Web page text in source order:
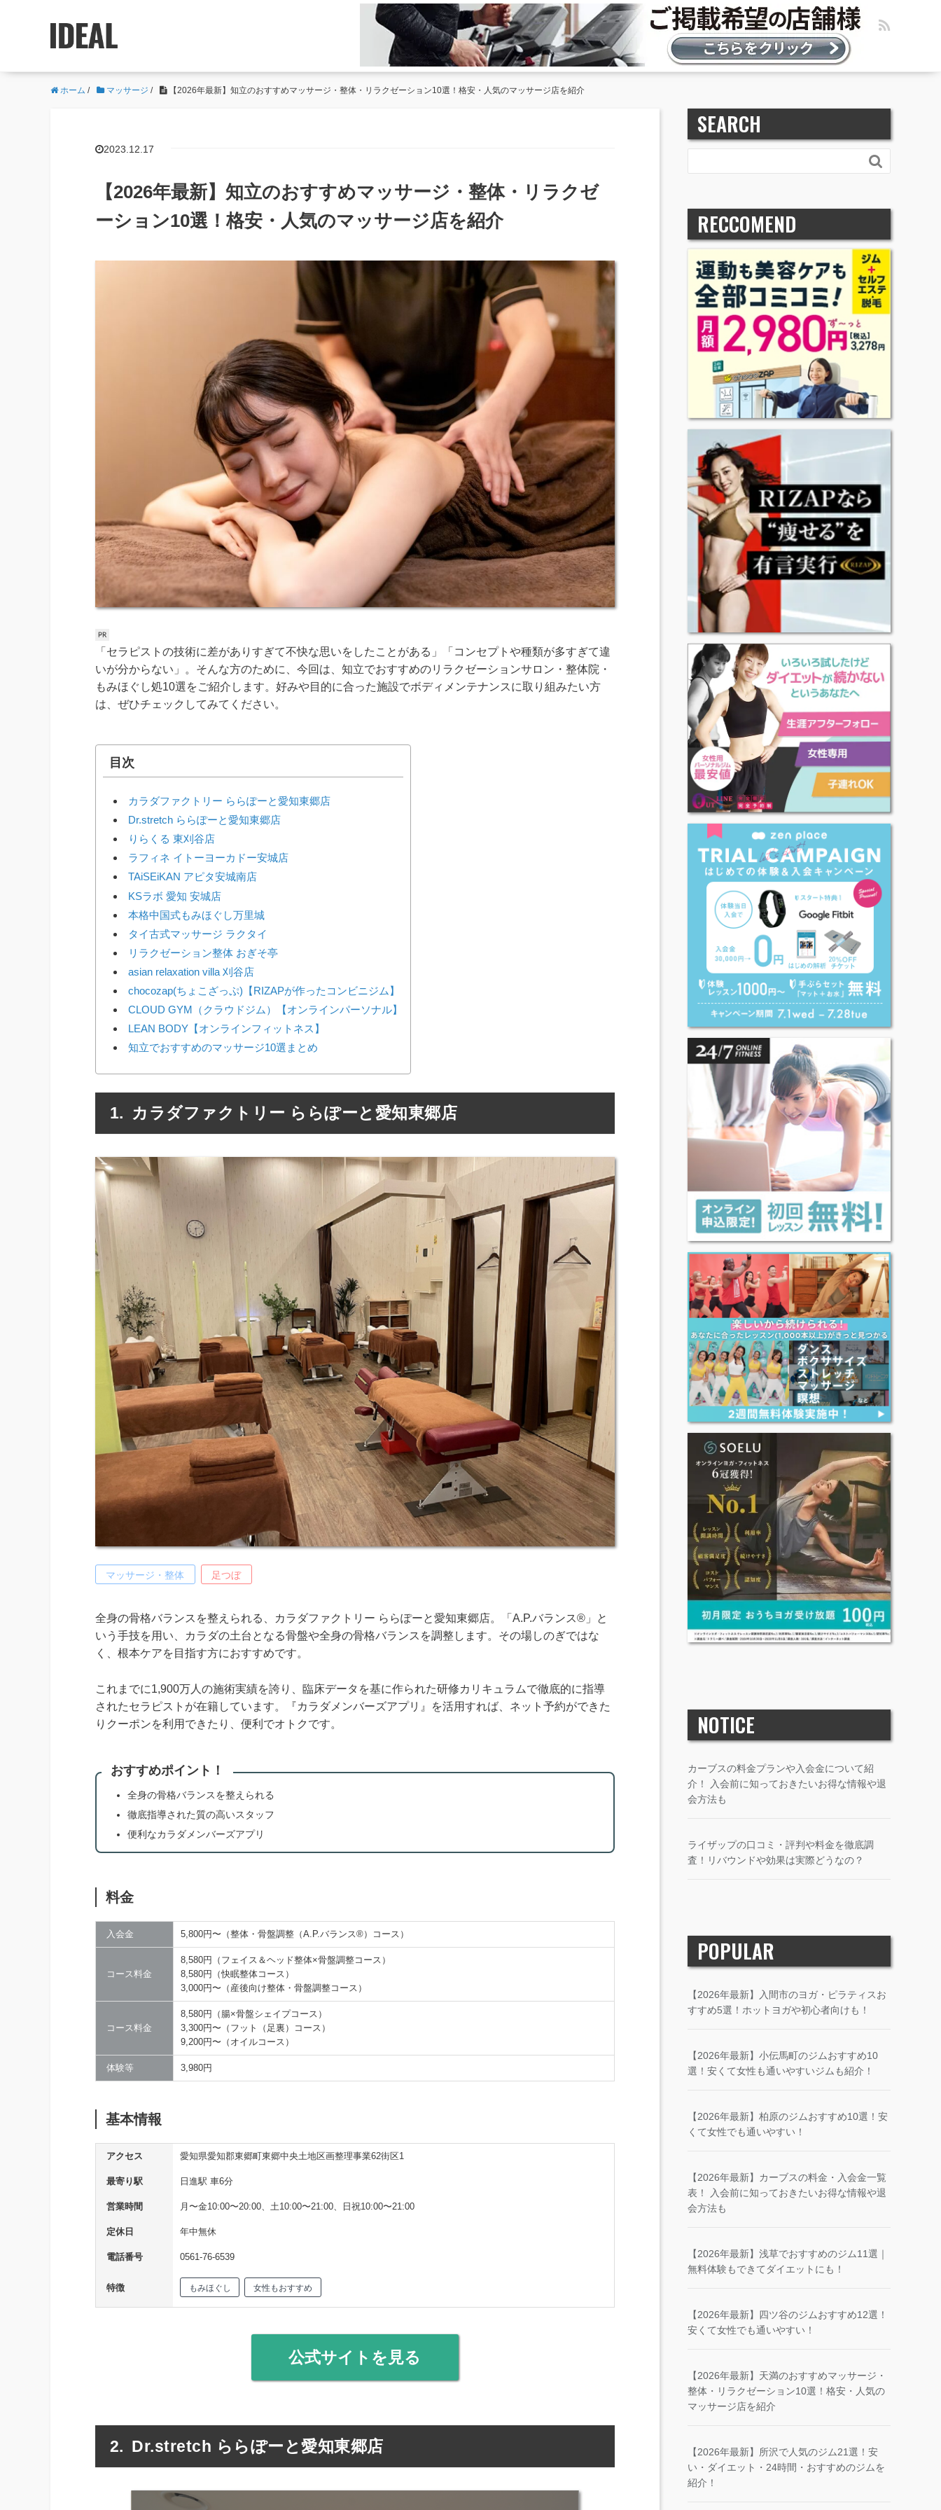
ホーム / マッサージ / 【2026年最新】知立のおすすめマッサージ・整体・リラクゼーション10選！格安・人気のマッサージ店を紹介
2023.12.17
【2026年最新】知立のおすすめマッサージ・整体・リラクゼ
ーション10選！格安・人気のマッサージ店を紹介
「セラピストの技術に差がありすぎて不快な思いをしたことがある」「コンセプトや種類が多すぎて違
いが分からない」。そんな方のために、今回は、知立でおすすめのリラクゼーションサロン・整体院・
もみほぐし処10選をご紹介します。好みや目的に合った施設でボディメンテナンスに取り組みたい方
は、ぜひチェックしてみてください。
目次
カラダファクトリー ららぽーと愛知東郷店
Dr.stretch ららぽーと愛知東郷店
りらくる 東刈谷店
ラフィネ イトーヨーカドー安城店
TAiSEiKAN アピタ安城南店
KSラボ 愛知 安城店
本格中国式もみほぐし万里城
タイ古式マッサージ ラクタイ
リラクゼーション整体 おぎそ亭
asian relaxation villa 刈谷店
chocozap(ちょこざっぷ)【RIZAPが作ったコンビニジム】
CLOUD GYM（クラウドジム）【オンラインパーソナル】
LEAN BODY【オンラインフィットネス】
知立でおすすめのマッサージ10選まとめ
カラダファクトリー ららぽーと愛知東郷店
マッサージ・整体 足つぼ
全身の骨格バランスを整えられる、カラダファクトリー ららぽーと愛知東郷店。「A.P.バランス®」と
いう手技を用い、カラダの土台となる骨盤や全身の骨格バランスを調整します。その場しのぎではな
く、根本ケアを目指す方におすすめです。
これまでに1,900万人の施術実績を誇り、臨床データを基に作られた研修カリキュラムで徹底的に指導
されたセラピストが在籍しています。『カラダメンバーズアプリ』を活用すれば、ネット予約ができた
りクーポンを利用できたり、便利でオトクです。
おすすめポイント！
全身の骨格バランスを整えられる
徹底指導された質の高いスタッフ
便利なカラダメンバーズアプリ
料金
入会金 5,800円〜（整体・骨盤調整（A.P.バランス®）コース）
コース料金
8,580円（フェイス＆ヘッド整体×骨盤調整コース）
8,580円（快眠整体コース）
3,000円〜（産後向け整体・骨盤調整コース）
コース料金
8,580円（腸×骨盤シェイプコース）
3,300円〜（フット（足裏）コース）
9,200円〜（オイルコース）
体験等 3,980円
基本情報
アクセス 愛知県愛知郡東郷町東郷中央土地区画整理事業62街区1
最寄り駅 日進駅 車6分
営業時間 月〜金10:00〜20:00、土10:00〜21:00、日祝10:00〜21:00
定休日 年中無休
電話番号 0561-76-6539
特徴 もみほぐし 女性もおすすめ
公式サイトを見る
Dr.stretch ららぽーと愛知東郷店
SEARCH

RECCOMEND
NOTICE
カーブスの料金プランや入会金について紹
介！ 入会前に知っておきたいお得な情報や退
会方法も
ライザップの口コミ・評判や料金を徹底調
査！リバウンドや効果は実際どうなの？
POPULAR
【2026年最新】入間市のヨガ・ピラティスお
すすめ5選！ホットヨガや初心者向けも！
【2026年最新】小伝馬町のジムおすすめ10
選！安くて女性も通いやすいジムも紹介！
【2026年最新】柏原のジムおすすめ10選！安
くて女性でも通いやすい！
【2026年最新】カーブスの料金・入会金一覧
表！ 入会前に知っておきたいお得な情報や退
会方法も
【2026年最新】浅草でおすすめのジム11選｜
無料体験もできてダイエットにも！
【2026年最新】四ツ谷のジムおすすめ12選！
安くて女性でも通いやすい！
【2026年最新】天満のおすすめマッサージ・
整体・リラクゼーション10選！格安・人気の
マッサージ店を紹介
【2026年最新】所沢で人気のジム21選！安
い・ダイエット・24時間・おすすめのジムを
紹介！